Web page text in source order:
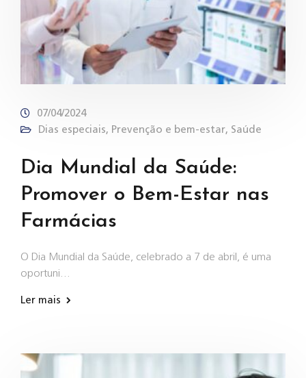
07/04/2024
Dias especiais, Prevenção e bem-estar, Saúde
Dia Mundial da Saúde:
Promover o Bem-Estar nas
Farmácias
O Dia Mundial da Saúde, celebrado a 7 de abril, é uma
oportuni…
Ler mais